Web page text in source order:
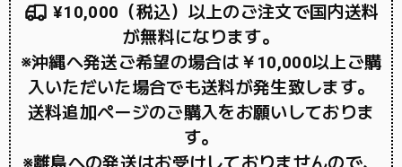
¥10,000（税込）以上のご注文で国内送料
が無料になります。
※沖縄へ発送ご希望の場合は￥10,000以上ご購
入いただいた場合でも送料が発生致します。
送料追加ページのご購入をお願いしておりま
す。
※離島への発送はお受けしておりませんので、